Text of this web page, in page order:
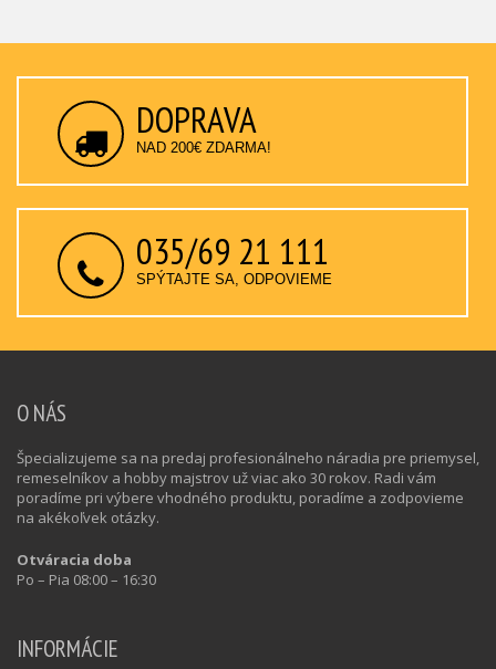
DOPRAVA
NAD 200€ ZDARMA!
035/69 21 111
SPÝTAJTE SA, ODPOVIEME
O NÁS
Špecializujeme sa na predaj profesionálneho náradia pre priemysel,
remeselníkov a hobby majstrov už viac ako 30 rokov. Radi vám
poradíme pri výbere vhodného produktu, poradíme a zodpovieme
na akékoľvek otázky.
Otváracia doba
Po – Pia 08:00 – 16:30
INFORMÁCIE